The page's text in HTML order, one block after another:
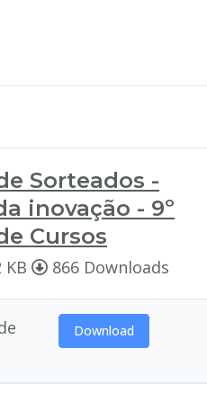
Sorteados -
inovação - 9º
Cursos
KB 866 Downloads
Download